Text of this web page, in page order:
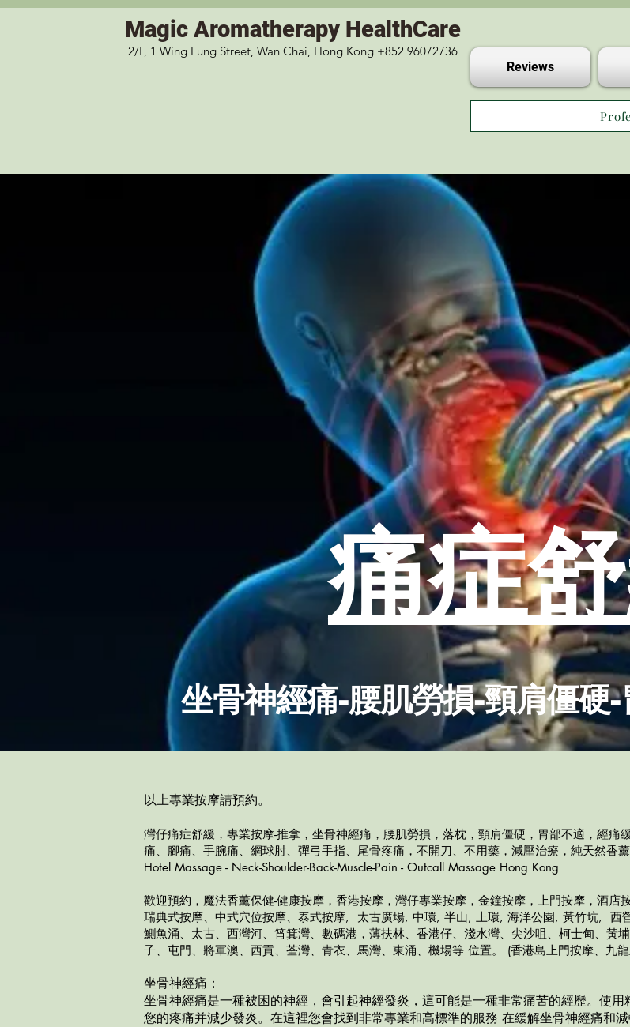
Magic Aromatherapy HealthCare
2/F, 1 Wing Fung Street, Wan Chai, Hong Kong +852 96072736
Reviews
痛症
坐骨神經痛-腰肌勞損-頸肩僵硬-
以上專業按摩請預約。
灣仔痛症舒緩，​專業按摩-推拿，坐骨神經痛，腰肌勞損，落枕，頸肩僵硬，胃部不適，經
痛、腳痛、手腕痛、網球肘、彈弓手指、尾骨疼痛，不開刀、不用藥，減壓治療，純天然香薰
Hotel Massage - Neck-Shoulder-Back-Muscle-Pain - Outcall Massage Hong Kong
歡迎預約，魔法香薰保健-健康按摩，香港按摩，灣仔專業按摩，金鐘按摩，上門按摩，酒店
瑞典式按摩、中式穴位按摩、泰式按摩, 太古廣場, 中環, 半山, 上環, 海洋公園, 黃竹坑, 西
鰂魚涌、太古、西灣河、筲箕灣、數碼港，薄扶林、香港仔、淺水灣、尖沙咀、柯士甸、黃
子、屯門、將軍澳、西貢、荃灣、青衣、馬灣、東涌、機場等 位置。 (香港島上門按摩、九
坐骨神經痛：
坐骨神經痛是一種被困的神經，會引起神經發炎，這可能是一種非常痛苦的經歷。使
您的疼痛并減少發炎。在這裡您會找到非常專業和高標準的服務 在緩解坐骨神經痛和